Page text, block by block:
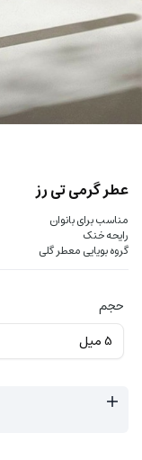
عطر گرمی تی رز
مناسب برای بانوان
رایحه خنک
گروه بویایی معطر گلی
حجم